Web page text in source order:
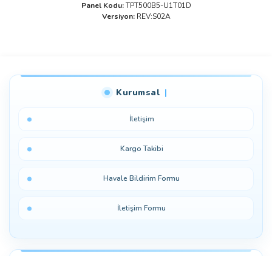
Panel Kodu:TPT500B5-U1T01D
Versiyon:REV:S02A
Kurumsal
İletişim
Kargo Takibi
Havale Bildirim Formu
İletişim Formu